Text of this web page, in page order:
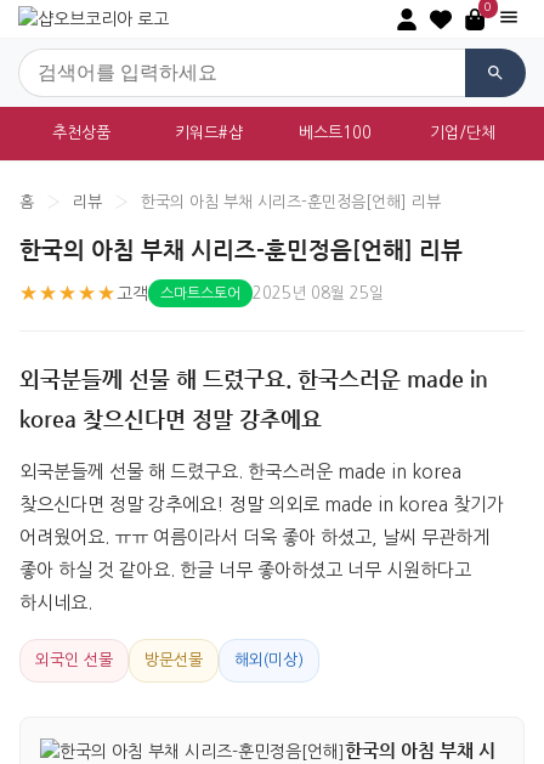
0
추천상품 키워드#샵 베스트100 기업/단체
홈 › 리뷰 › 한국의 아침 부채 시리즈-훈민정음[언해] 리뷰
한국의 아침 부채 시리즈-훈민정음[언해] 리뷰
★★★★★ 고객 스마트스토어 2025년 08월 25일
외국분들께 선물 해 드렸구요. 한국스러운 made in
korea 찾으신다면 정말 강추에요
외국분들께 선물 해 드렸구요. 한국스러운 made in korea
찾으신다면 정말 강추에요! 정말 의외로 made in korea 찾기가
어려웠어요. ㅠㅠ 여름이라서 더욱 좋아 하셨고, 날씨 무관하게
좋아 하실 것 같아요. 한글 너무 좋아하셨고 너무 시원하다고
하시네요.
외국인 선물 방문선물 해외(미상)
한국의 아침 부채 시